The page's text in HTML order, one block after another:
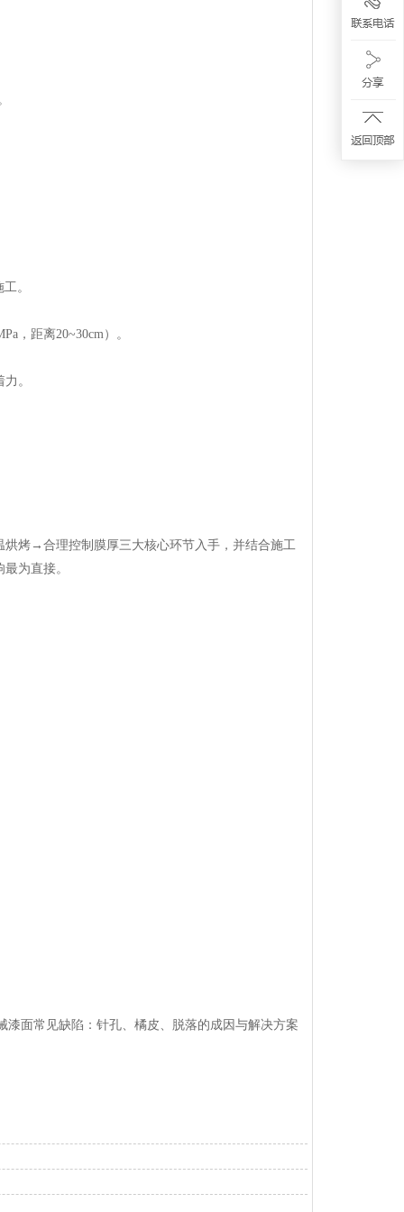
。
，距离20~30cm）。
。
烤→合理控制膜厚三大核心环节入手，并结合施工
为直接。
漆面常见缺陷：针孔、橘皮、脱落的成因与解决方案